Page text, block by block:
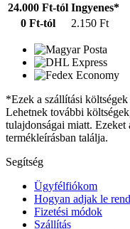
24.000 Ft-tól Ingyenes*
0 Ft-tól
2.150 Ft
*Ezek a szállítási
Lehetnek további
tulajdonságai miatt.
termékleírásban találja.
Segítség
Ügyfélfiókom
Hogyan adjak le
Fizetési módok
Szállítás